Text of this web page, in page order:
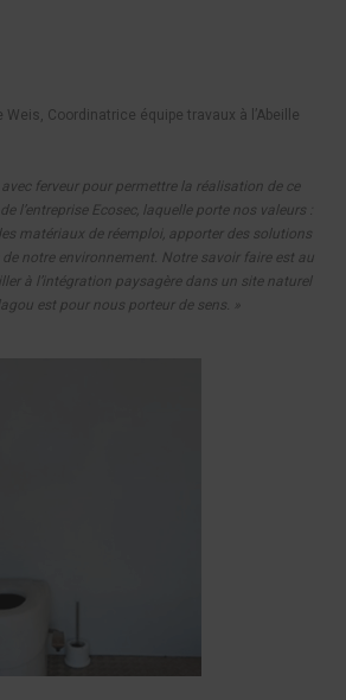
Weis, Coordinatrice équipe travaux à l’Abeille
avec ferveur pour permettre la réalisation de ce
l’entreprise Ecosec, laquelle porte nos valeurs :
matériaux de réemploi, apporter des solutions
notre environnement. Notre savoir faire est au
à l’intégration paysagère dans un site naturel
est pour nous porteur de sens. »